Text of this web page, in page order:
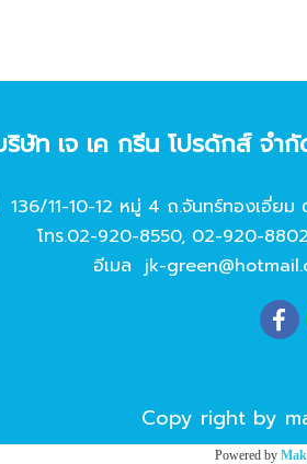
ริษัท เจ เค กรีน โปรดักส์ จํา
11-10-12 หมู่ 4 ถ.จันทร์ทองเอี่ยม
โทร.02-920-8550, 02-920-8802
อีเมล jk-
Copy right by
Powered by